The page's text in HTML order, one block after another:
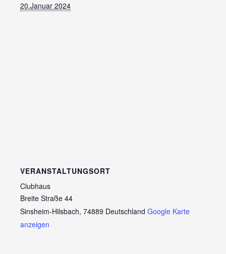
20.Januar 2024
VERANSTALTUNGSORT
Clubhaus
Breite Straße 44
Sinsheim-Hilsbach, 74889 Deutschland Google Karte
anzeigen